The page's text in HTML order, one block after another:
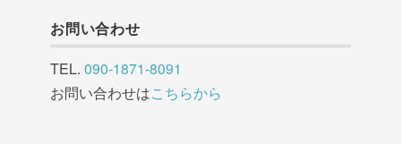
お問い合わせ
TEL. 090-1871-8091
お問い合わせはこちらから